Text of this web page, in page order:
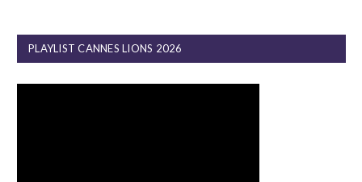
PLAYLIST CANNES LIONS 2026